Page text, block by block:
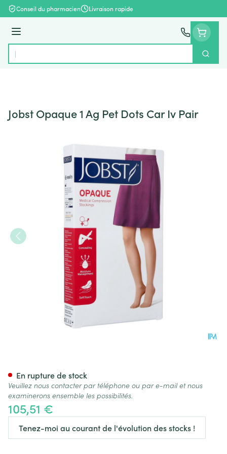
Aller au contenu
Conseil du pharmacien Livraison rapide
Menu
Rechercher
Jobst Opaque 1 Ag Pet Dots Car Iv Pair
105,51 €
Tenez-moi au courant de l'évolution des stocks !
En rupture de stock
Veuillez nous contacter par téléphone ou par e-mail et nous
examinerons ensemble les possibilités.